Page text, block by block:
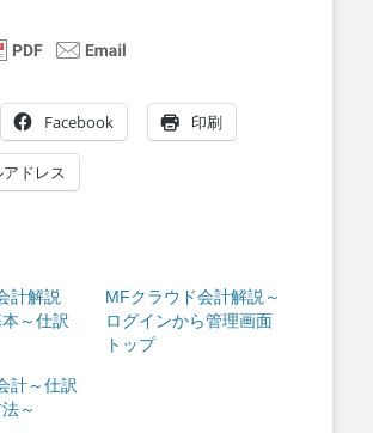
Facebook 印刷
アドレス
計解説
～仕訳
MFクラウド会計解説～
ログインから管理画面
トップ
計～仕訳
～